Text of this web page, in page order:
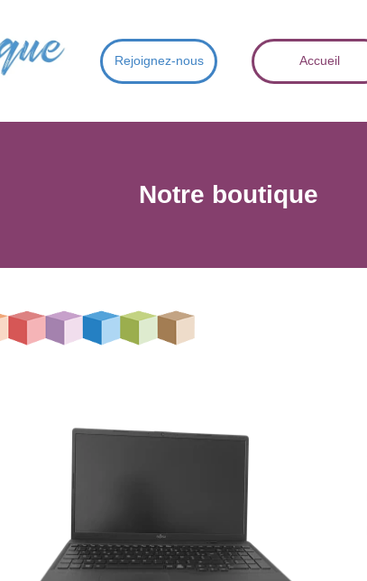
Rejoignez-nous Accueil
Notre boutique